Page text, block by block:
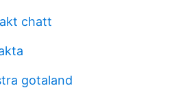
chatt
gotaland